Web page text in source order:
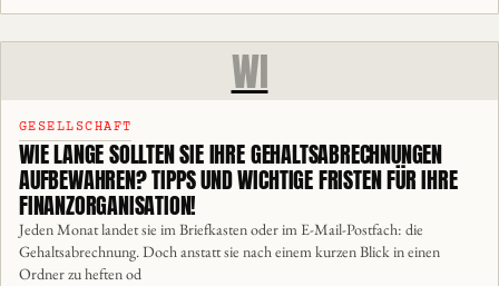
WI
GESELLSCHAFT
WIE LANGE SOLLTEN SIE IHRE GEHALTSABRECHNUNGEN
AUFBEWAHREN? TIPPS UND WICHTIGE FRISTEN FÜR IHRE
FINANZORGANISATION!
Jeden Monat landet sie im Briefkasten oder im E-Mail-Postfach: die
Gehaltsabrechnung. Doch anstatt sie nach einem kurzen Blick in einen
Ordner zu heften od